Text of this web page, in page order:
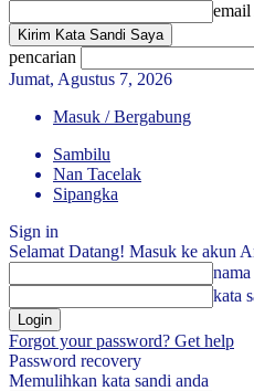
pencarian
Jumat, Agustus 7, 2026
Masuk / Bergabung
Sambilu
Nan Tacelak
Sipangka
Sign in
Selamat Datang! Masuk ke akun
kata
Forgot your password? Get help
Password recovery
Memulihkan kata sandi anda